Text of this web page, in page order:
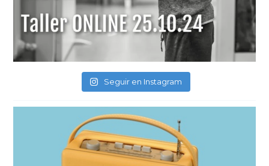
Seguir en Instagram